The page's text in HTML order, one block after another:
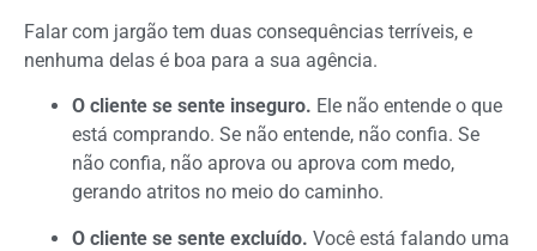
Falar com jargão tem duas consequências terríveis, e
nenhuma delas é boa para a sua agência.
O cliente se sente inseguro. Ele não entende o que
está comprando. Se não entende, não confia. Se
não confia, não aprova ou aprova com medo,
gerando atritos no meio do caminho.
O cliente se sente excluído. Você está falando uma